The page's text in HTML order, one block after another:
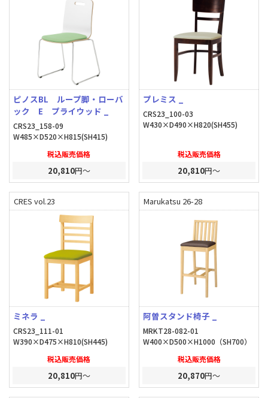
ピノスBL ループ脚・ローバ
ック E プライウッド _
CRS23_158-09
W485×D520×H815(SH415)
税込販売価格
20,810円～
プレミス _
CRS23_100-03
W430×D490×H820(SH455)
税込販売価格
20,810円～
CRES vol.23
ミネラ _
CRS23_111-01
W390×D475×H810(SH445)
税込販売価格
20,810円～
Marukatsu 26-28
阿曽スタンド椅子 _
MRKT28-082-01
W400×D500×H1000（SH700）
税込販売価格
20,870円～